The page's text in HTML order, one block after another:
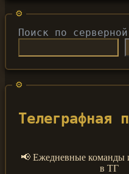
Поиск по серверной
Телеграфная
📢 Ежедневные команды
в ТГ